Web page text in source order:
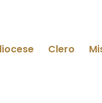
Clero